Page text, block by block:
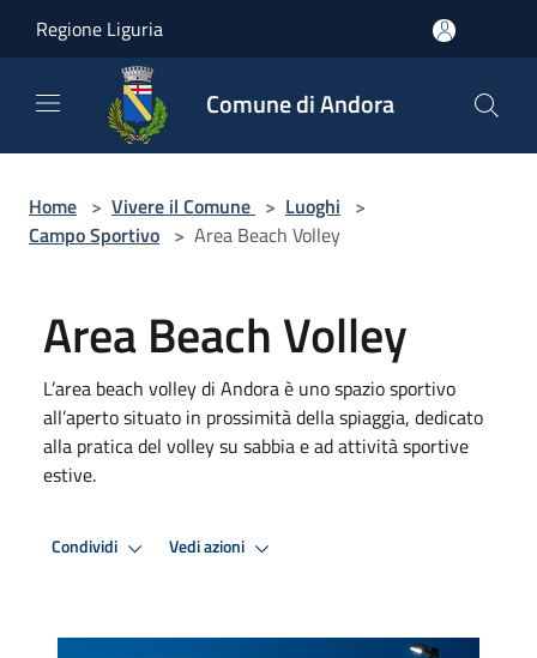
Regione Liguria
Comune di Andora
Home > Vivere il Comune > Luoghi >
Campo Sportivo > Area Beach Volley
Area Beach Volley
L’area beach volley di Andora è uno spazio sportivo
all’aperto situato in prossimità della spiaggia, dedicato
alla pratica del volley su sabbia e ad attività sportive
estive.
Condividi Vedi azioni